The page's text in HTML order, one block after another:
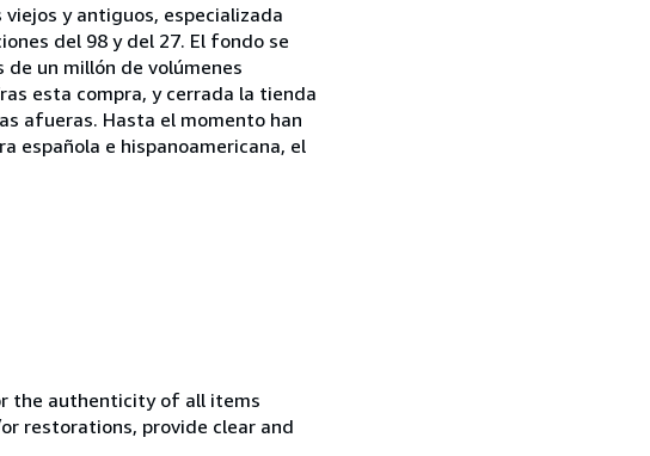
y antiguos, especializada
del 98 y del 27. El fondo se
un millón de volúmenes
esta compra, y cerrada la tienda
afueras. Hasta el momento han
española e hispanoamericana, el
the authenticity of all items
restorations, provide clear and